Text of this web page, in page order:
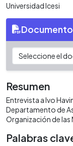
Universidad Icesi
Resumen
Entrevista a Ivo
Departamento de
Organización de las
Palabras